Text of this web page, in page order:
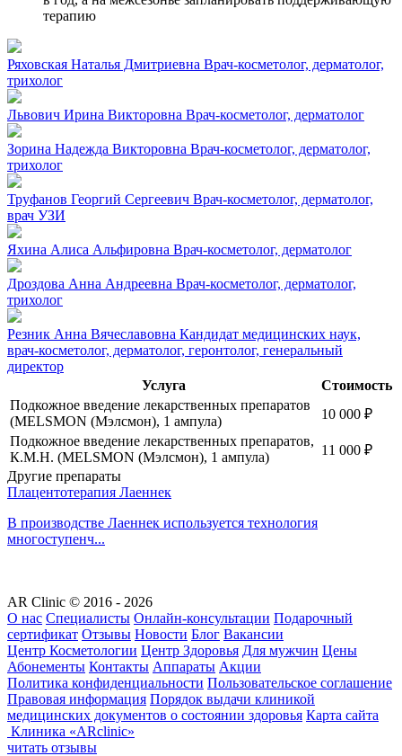
терапию
Ряховская Наталья Дмитриевна Врач-косметолог, дерматолог,
трихолог
Львович Ирина Викторовна Врач-косметолог, дерматолог
Зорина Надежда Викторовна Врач-косметолог, дерматолог,
трихолог
Труфанов Георгий Сергеевич Врач-косметолог, дерматолог,
врач УЗИ
Яхина Алиса Альфировна Врач-косметолог, дерматолог
Дроздова Анна Андреевна Врач-косметолог, дерматолог,
трихолог
Резник Анна Вячеславовна Кандидат медицинских наук,
врач-косметолог, дерматолог, геронтолог, генеральный
директор
Услуга
Стоимость
Подкожное введение лекарственных препаратов
(MELSMON (Мэлсмон), 1 ампула)
10 000 ₽
Подкожное введение лекарственных препаратов,
К.М.Н. (MELSMON (Мэлсмон), 1 ампула)
11 000 ₽
Другие препараты
Плацентотерапия Лаеннек
В производстве Лаеннек используется технология
многоступенч...
AR Clinic © 2016 - 2026
О нас Специалисты Онлайн-консультации Подарочный
сертификат Отзывы Новости Блог Вакансии
Центр Косметологии Центр Здоровья Для мужчин Цены
Абонементы Контакты Аппараты Акции
Политика конфиденциальности Пользовательское соглашение
Правовая информация Порядок выдачи клиникой
медицинских документов о состоянии здоровья Карта сайта
Клиника «ARclinic»
читать отзывы